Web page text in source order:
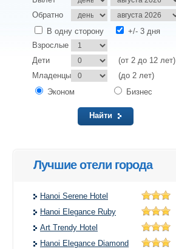
Обратно
В одну сторону
+/- 3 дня
Взрослые
Дети
(от 2 до 12 лет)
Младенцы
(до 2 лет)
Эконом
Бизнес
Найти
Лучшие отели города
Hanoi Serene Hotel
Hanoi Elegance Ruby
Art Trendy Hotel
Hanoi Elegance Diamond